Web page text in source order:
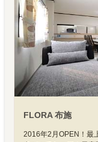
FLORA 布施
2016年2月OPEN！最